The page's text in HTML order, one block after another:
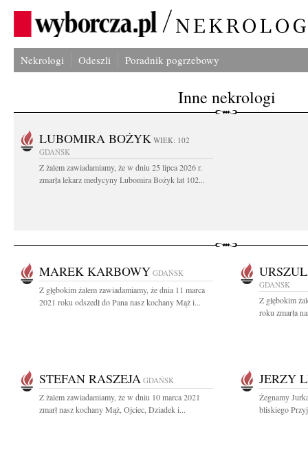
Nekrologi Odeszli Poradnik pogrzebowy
Inne nekrologi
LUBOMIRA BOŻYK WIEK: 102
GDAŃSK
Z żalem zawiadamiamy, że w dniu 25 lipca 2026 r.
zmarła lekarz medycyny Lubomira Bożyk lat 102...
MAREK KARBOWY GDAŃSK
Z głębokim żalem zawiadamiamy, że dnia 11 marca
2021 roku odszedł do Pana nasz kochany Mąż i...
GDAŃSK
Z głębokim
roku zmarła
STEFAN RASZEJA GDAŃSK
Z żalem zawiadamiamy, że w dniu 10 marca 2021
zmarł nasz kochany Mąż, Ojciec, Dziadek i...
JERZY
Żegnamy
bliskiego